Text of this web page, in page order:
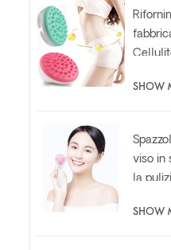
Guanto
SHOW
viso in
la
unghie
SHOW